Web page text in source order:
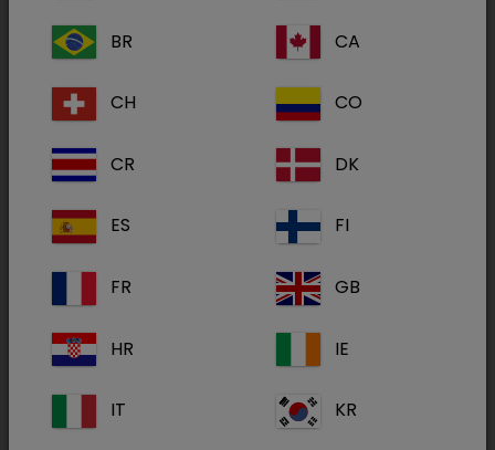
Dermatophyten-Antigenen bei Heim-, Klein-
kleinen Heimtieren, Kühen, Pferden und vielen
sind Pilze mit Myzelien, die durch ihre
Krallen und Haare eindringen.
Der Primagnost Derm-Phyte ermöglicht einen
30 Minuten
BR CA
CH CO
CR DK
ES FI
FR GB
HR IE
IT KR